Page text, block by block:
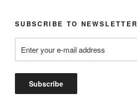
SUBSCRIBE TO NEWSLETTER